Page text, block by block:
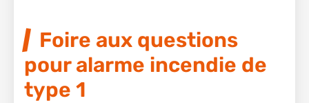
Foire aux questions
pour alarme incendie de
type 1